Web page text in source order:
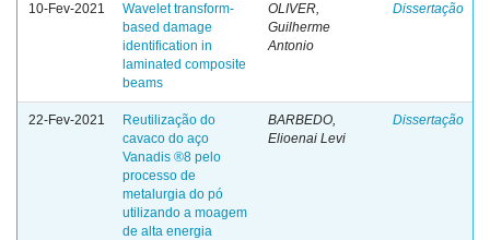
10-Fev-2021
Wavelet transform-
based damage
identification in
laminated composite
beams
OLIVER,
Guilherme
Antonio
Dissertação
22-Fev-2021
Reutilização do
cavaco do aço
Vanadis ®8 pelo
processo de
metalurgia do pó
utilizando a moagem
de alta energia
BARBEDO,
Elioenai Levi
Dissertação